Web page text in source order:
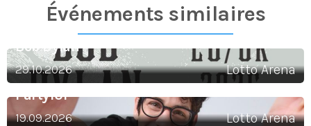
Événements similaires​
Bob Dylan
29.10.2026
Lotto Arena
Party101
19.09.2026
Lotto Arena